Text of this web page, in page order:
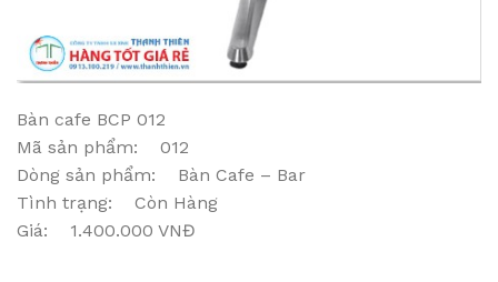
Bàn cafe BCP 012
Mã sản phẩm: 012
Dòng sản phẩm: Bàn Cafe – Bar
Tình trạng: Còn Hàng
Giá: 1.400.000 VNĐ